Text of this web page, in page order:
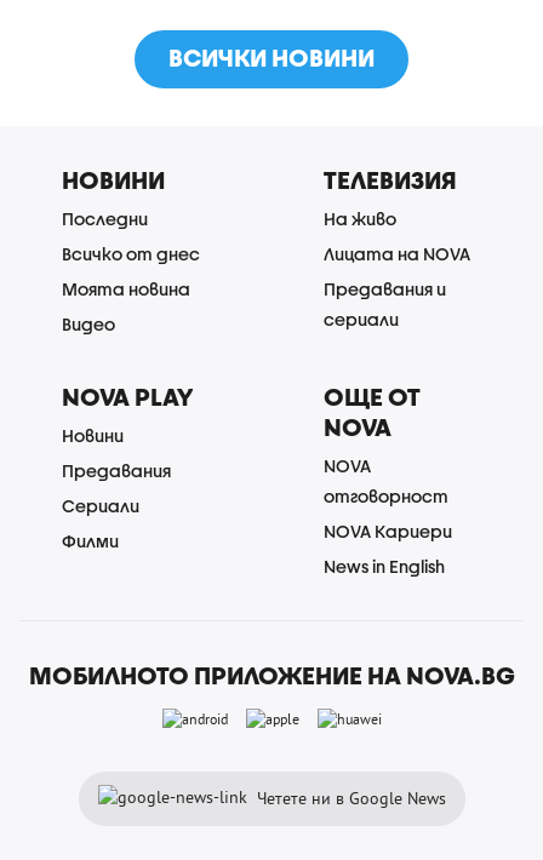
ВСИЧКИ НОВИНИ
НОВИНИ
Последни
Всичко от днес
Моята новина
Видео
ТЕЛЕВИЗИЯ
На живо
Лицата на NOVA
Предавания и
сериали
NOVA PLAY
Новини
Предавания
Сериали
Филми
ОЩЕ ОТ
NOVA
NOVA
отговорност
NOVA Кариери
News in English
МОБИЛНОТО ПРИЛОЖЕНИЕ НА NOVA.BG
Четете ни в Google News